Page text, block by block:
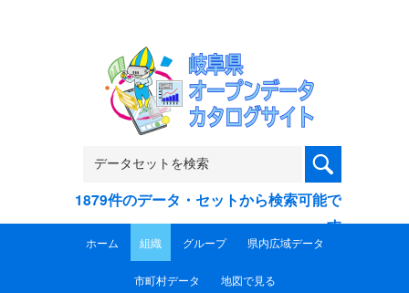
1879件のデータ・セットから検索可能で
す
ホーム 組織 グループ 県内広域データ
市町村データ 地図で見る